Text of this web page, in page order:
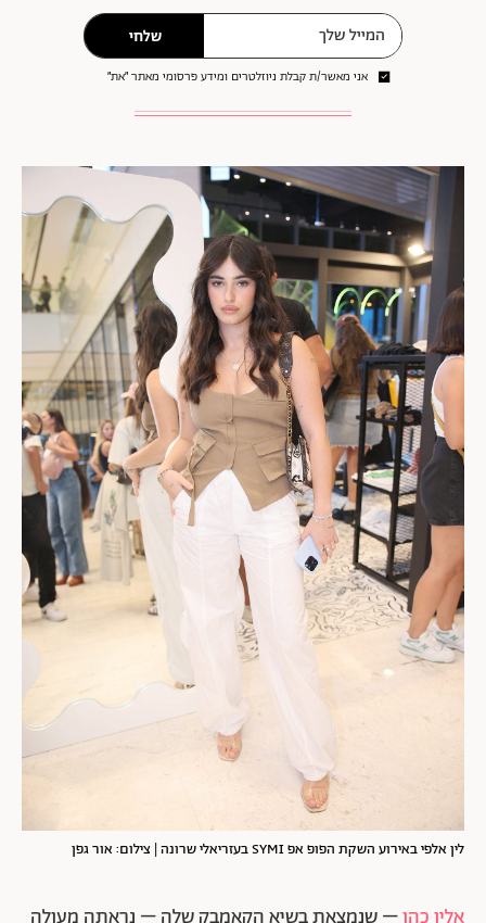
שלחי
אני מאשר/ת קבלת ניוזלטרים ומידע פרסומי מאתר ״את״
לין אלפי באירוע השקת הפופ אפ SYMI בעזריאלי שרונה | צילום: אור גפן